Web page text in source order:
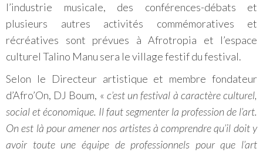
l’industrie musicale, des conférences-débats et
plusieurs autres activités commémoratives et
récréatives sont prévues à Afrotropia et l’espace
culturel Talino Manu sera le village festif du festival.
Selon le Directeur artistique et membre fondateur
d’Afro’On, DJ Boum, « c’est un festival à caractère culturel,
social et économique. Il faut segmenter la profession de l’art.
On est là pour amener nos artistes à comprendre qu’il doit y
avoir toute une équipe de professionnels pour que l’art